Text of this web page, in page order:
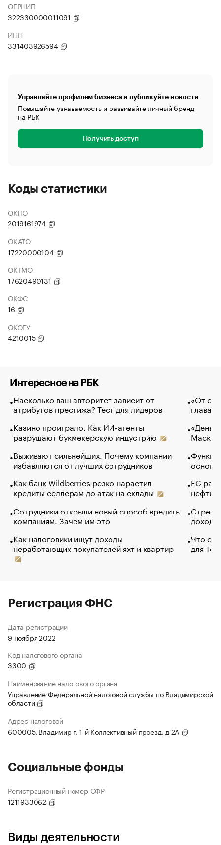
ОГРНИП
322330000011091
ИНН
331403926594
Управляйте профилем бизнеса и публикуйте новости
Повышайте узнаваемость и развивайте личный бренд
на РБК
Получить доступ
Коды статистики
ОКПО
2019161974
ОКАТО
17220000104
ОКТМО
17620490131
ОКФС
16
ОКОГУ
4210015
Интересное на РБК
Насколько ваш авторитет зависит от
атрибутов престижа? Тест для лидеров
Казино проиграло. Как ИИ-агенты
разрушают букмекерскую индустрию
Выживают сильнейших. Почему компании
избавляются от лучших сотрудников
Как банк Wildberries резко нарастил
кредиты селлерам до атак на склады
Сотрудники открыли новый способ вредить
компаниям. Зачем им это
Как налоговики ищут доходы
неработающих покупателей яхт и квартир
«От
глава
Маск в
основ
ЕС
нефти
Что
для
Регистрация ФНС
Дата регистрации
9 ноября 2022
Код налогового органа
3300
Наименование налогового органа
Управление Федеральной налоговой службы по Владимирской
области
Адрес налоговой
600005, Владимир г, 1-й Коллективный проезд, д 2А
Социальные фонды
Регистрационный номер СФР
1211933062
Виды деятельности